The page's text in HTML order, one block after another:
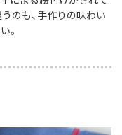
のも、手作りの味わい
。